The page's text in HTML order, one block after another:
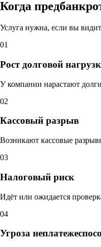
Когда
Услуга нужна, если вы
01
Рост долговой
У компании нарастают
02
Кассовый разрыв
Возникают кассовые
03
Налоговый риск
Идёт или ожидается
04
Угроза